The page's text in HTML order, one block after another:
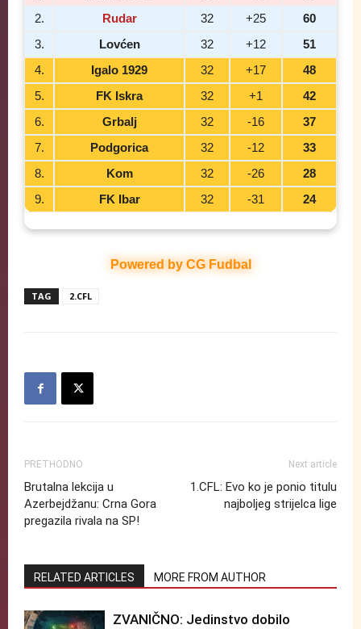
2.
Rudar 32 +25
60
3.
Lovćen 32 +12
51
4.
Igalo 1929 32 +17
48
5.
FK Iskra 32 +1
42
6.
Grbalj 32 -16
37
7.
Podgorica 32 -12
33
8.
Kom 32 -26
28
9.
FK Ibar 32 -31 24
Powered by CG Fudbal
TAG 2.CFL
PRETHODNO
Brutalna lekcija u
Azerbejdžanu: Crna Gora
pregazila rivala na SP!
Next article
1.CFL: Evo ko je ponio titulu
najboljeg strijelca lige
RELATED ARTICLES MORE FROM AUTHOR
ZVANIČNO: Jedinstvo dobilo